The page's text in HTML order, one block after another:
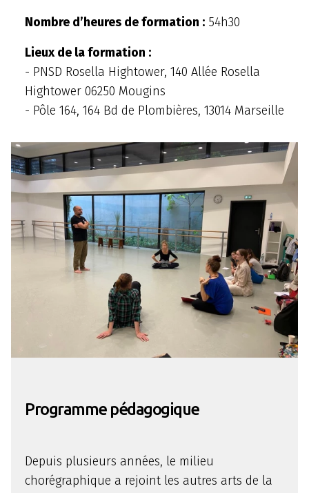
Nombre d’heures de formation : 54h30
Lieux de la formation :
- PNSD Rosella Hightower, 140 Allée Rosella
Hightower 06250 Mougins
- Pôle 164, 164 Bd de Plombières, 13014 Marseille
Programme pédagogique
Depuis plusieurs années, le milieu
chorégraphique a rejoint les autres arts de la